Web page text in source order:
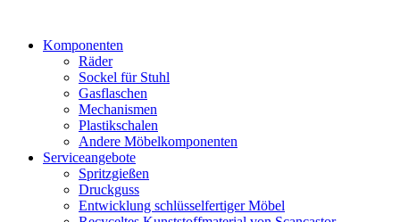
wechselnKomponenten
Räder
Sockel für Stuhl
Gasflaschen
Mechanismen
Plastikschalen
Andere Möbelkomponenten
Serviceangebote
Spritzgießen
Druckguss
Entwicklung schlüsselfertiger Möbel